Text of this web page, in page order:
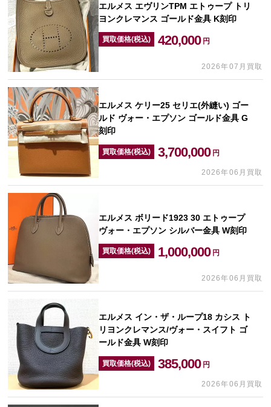
エルメス エヴリンTPM エトゥープ トリ
ヨンクレマンス ゴールド金具 K刻印
買取価格(税込) 420,000 円
2026年07月買取
エルメス ケリー25 セリエ(外縫い) ゴー
ルド ヴォー・エプソン ゴールド金具 G
刻印
買取価格(税込) 3,700,000 円
2026年06月買取
エルメス ボリード1923 30 エトゥープ
ヴォー・エプソン シルバー金具 W刻印
買取価格(税込) 1,000,000 円
2026年06月買取
エルメス イン・ザ・ループ18 カシス ト
リヨンクレマンス/ヴォー・スイフト ゴ
ールド金具 W刻印
買取価格(税込) 385,000 円
2026年06月買取